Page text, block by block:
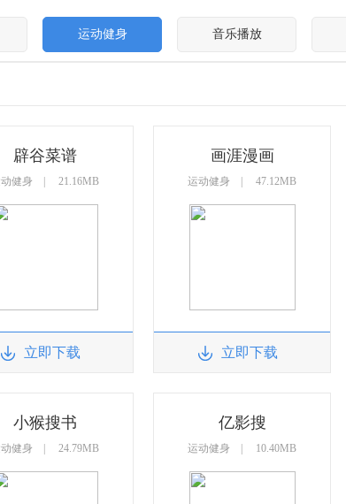
运动健身 音乐播放
辟谷菜谱
动健身 | 21.16MB
立即下载
画涯漫画
运动健身 | 47.12MB
立即下载
小猴搜书
动健身 | 24.79MB
亿影搜
运动健身 | 10.40MB